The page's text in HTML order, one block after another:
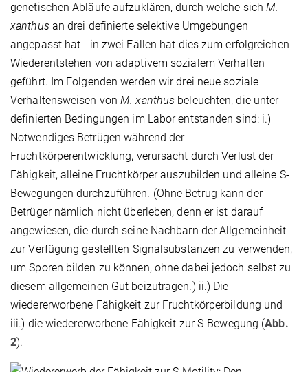
genetischen Abläufe aufzuklären, durch welche sichM.
xanthus an drei definierte selektive Umgebungen
angepasst hat - in zwei Fällen hat dies zum erfolgreichen
Wiederentstehen von adaptivem sozialem Verhalten
geführt. Im Folgenden werden wir drei neue soziale
Verhaltensweisen vonM. xanthus beleuchten, die unter
definierten Bedingungen im Labor entstanden sind: i.)
Notwendiges Betrügen während der
Fruchtkörperentwicklung, verursacht durch Verlust der
Fähigkeit, alleine Fruchtkörper auszubilden und alleine S-
Bewegungen durchzuführen. (Ohne Betrug kann der
Betrüger nämlich nicht überleben, denn er ist darauf
angewiesen, die durch seine Nachbarn der Allgemeinheit
zur Verfügung gestellten Signalsubstanzen zu verwenden,
um Sporen bilden zu können, ohne dabei jedoch selbst zu
diesem allgemeinen Gut beizutragen.) ii.) Die
wiedererworbene Fähigkeit zur Fruchtkörperbildung und
iii.) die wiedererworbene Fähigkeit zur S-Bewegung (Abb.
2).